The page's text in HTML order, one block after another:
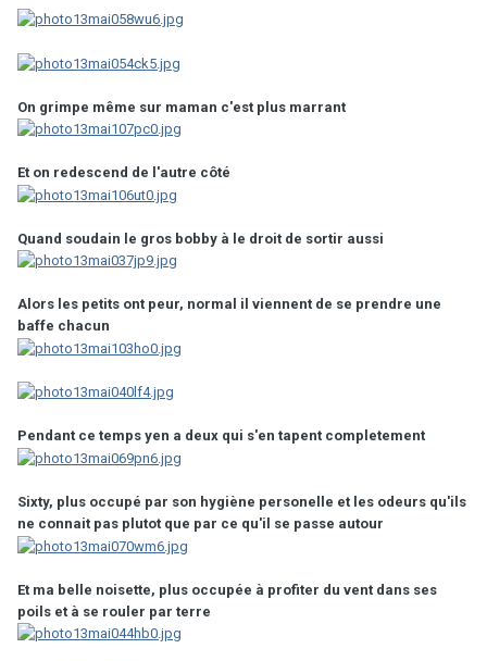
On grimpe même sur maman c'est plus marrant
Et on redescend de l'autre côté
Quand soudain le gros bobby à le droit de sortir aussi
Alors les petits ont peur, normal il viennent de se prendre une
baffe chacun
Pendant ce temps yen a deux qui s'en tapent completement
Sixty, plus occupé par son hygiène personelle et les odeurs qu'ils
ne connait pas plutot que par ce qu'il se passe autour
Et ma belle noisette, plus occupée à profiter du vent dans ses
poils et à se rouler par terre